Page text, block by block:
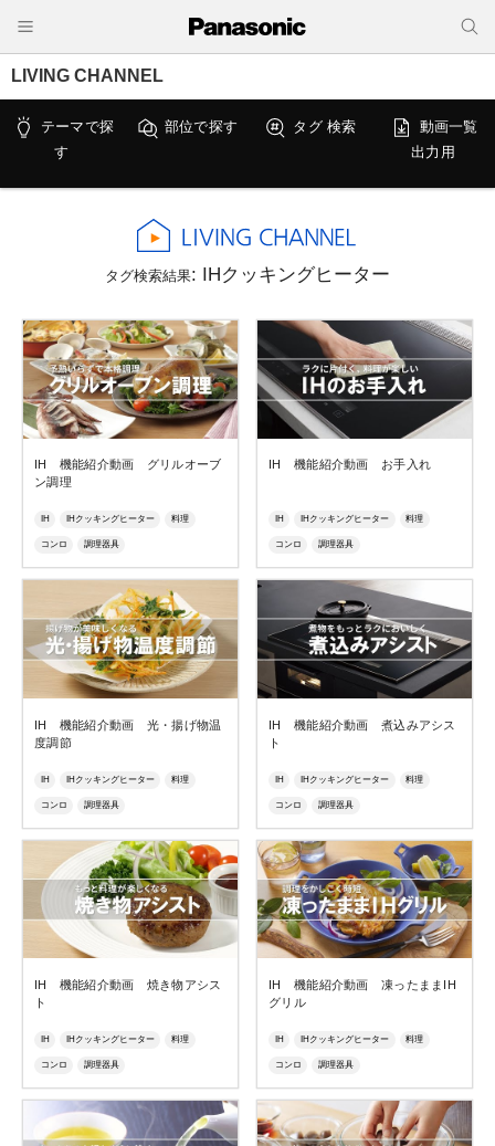
LIVING CHANNEL
テーマで探
す
部位で探す タグ 検索
動画一覧
出力用
タグ検索結果: IHクッキングヒーター
IH 機能紹介動画 グリルオーブ
ン調理
IH IHクッキングヒーター 料理
コンロ 調理器具
IH 機能紹介動画 お手入れ
IH IHクッキングヒーター 料理
コンロ 調理器具
IH 機能紹介動画 光・揚げ物温
度調節
IH IHクッキングヒーター 料理
コンロ 調理器具
IH 機能紹介動画 煮込みアシス
ト
IH IHクッキングヒーター 料理
コンロ 調理器具
IH 機能紹介動画 焼き物アシス
ト
IH IHクッキングヒーター 料理
コンロ 調理器具
IH 機能紹介動画 凍ったままIH
グリル
IH IHクッキングヒーター 料理
コンロ 調理器具